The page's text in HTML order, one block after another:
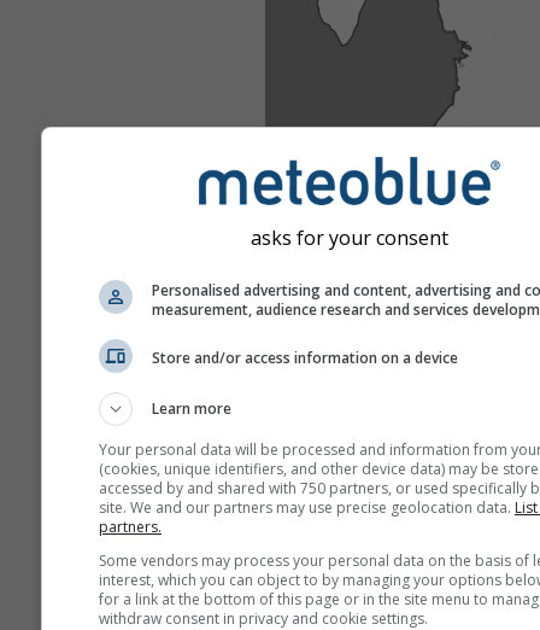
asks for your consent
Personalised advertising and content, advertising and
measurement, audience research and services
Store and/or access information on a device
Learn more
Your personal data will be processed and information from
(cookies, unique identifiers, and other device data) may be
accessed by and shared with 750 partners, or used specifically
site. We and our partners may use precise geolocation data.
partners.
Some vendors may process your personal data on the basis of
interest, which you can object to by managing your options
for a link at the bottom of this page or in the site menu to
withdraw consent in privacy and cookie settings.